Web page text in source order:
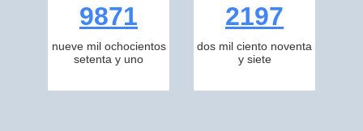
9871
nueve mil ochocientos
setenta y uno
2197
dos mil ciento noventa
y siete